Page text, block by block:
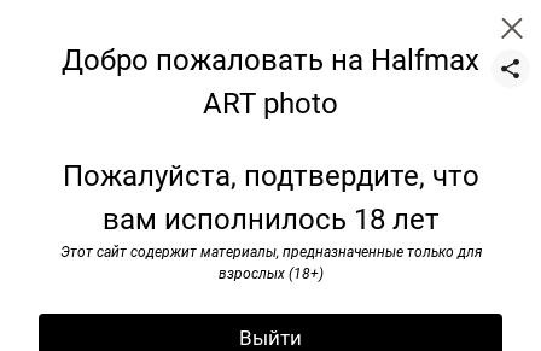
Добро пожаловать на Halfmax
ART photo
Пожалуйста, подтвердите, что
вам исполнилось 18 лет
Этот сайт содержит материалы, предназначенные только для
взрослых (18+)
Выйти
Glasses